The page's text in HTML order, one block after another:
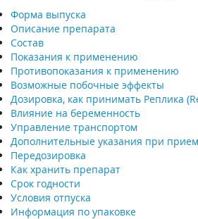
Форма выпуска
Описание препарата
Состав
Показания к применению
Противопоказания к применению
Возможные побочные эффекты
Дозировка, как принимать Реплика
Влияние на беременность
Управление транспортом
Дополнительные указания при
Передозировка
Как хранить препарат
Срок годности
Условия отпуска
Информация по упаковке